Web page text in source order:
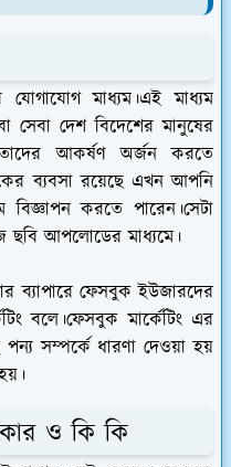
মাধ্যম।এই মাধ্যম
দেশ বিদেশের মানুষের
আকর্ষণ অর্জন করতে
ব্যবসা রয়েছে এখন আপনি
করতে পারেন।সেটা
ছবি আপলোডের মাধ্যমে।
ব্যাপারে ফেসবুক ইউজারদের
বলে।ফেসবুক মার্কেটিং এর
সম্পর্কে ধারণা দেওয়া হয়
ও কি কি